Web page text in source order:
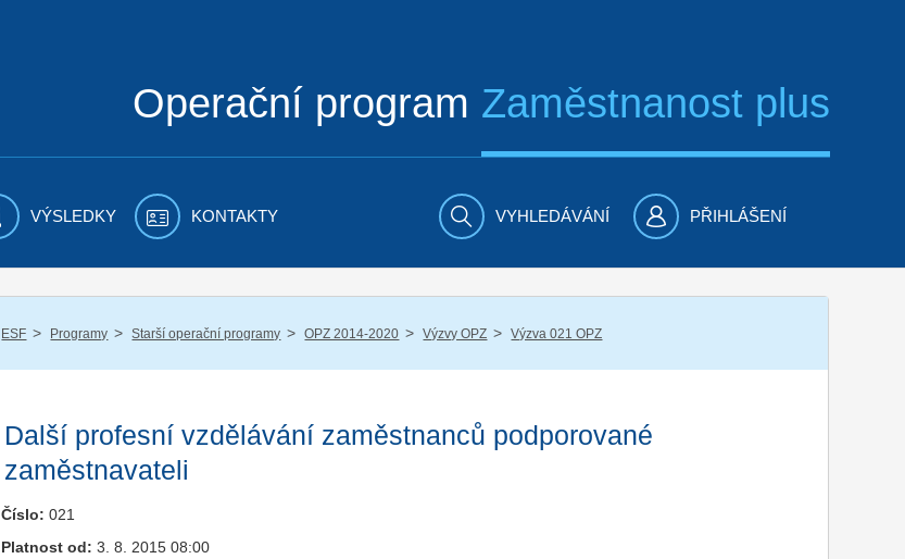
Operační program Zaměstnanost plus
VÝSLEDKY KONTAKTY VYHLEDÁVÁNÍ PŘIHLÁŠENÍ
ESF / Programy / Starší operační programy / OPZ 2014-2020 / Výzvy OPZ / Výzva 021 OPZ
Další profesní vzdělávání zaměstnanců podporované
zaměstnavateli
Číslo: 021
Platnost od: 3. 8. 2015 08:00